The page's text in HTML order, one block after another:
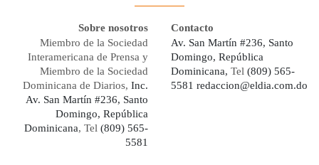
Sobre nosotros
Miembro de la Sociedad
Interamericana de Prensa y
Miembro de la Sociedad
Dominicana de Diarios, Inc.
Av. San Martín #236, Santo
Domingo, República
Dominicana, Tel (809) 565-
5581
Contacto
Av. San Martín #236, Santo
Domingo, República
Dominicana, Tel (809) 565-
5581 redaccion@eldia.com.do